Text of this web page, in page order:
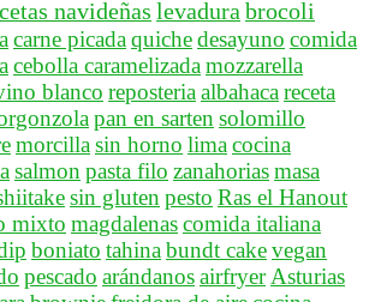
navideñas levadura brocoli
carne picada quichedesayuno comida
cebolla caramelizada mozzarella
blanco reposteria albahaca receta
pan en sarten solomillo
morcilla sin horno lima cocina
salmon pasta filo zanahoriasmasa
sin gluten pesto Ras el Hanout
mixto magdalenascomida italiana
boniato tahina bundt cakevegan
pescado arándanosairfryer Asturias